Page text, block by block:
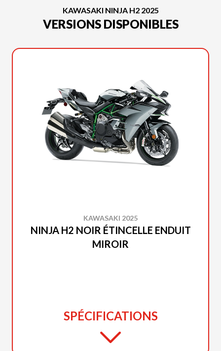
KAWASAKI NINJA H2 2025
VERSIONS DISPONIBLES
KAWASAKI 2025
NINJA H2 NOIR ÉTINCELLE ENDUIT
MIROIR
SPÉCIFICATIONS